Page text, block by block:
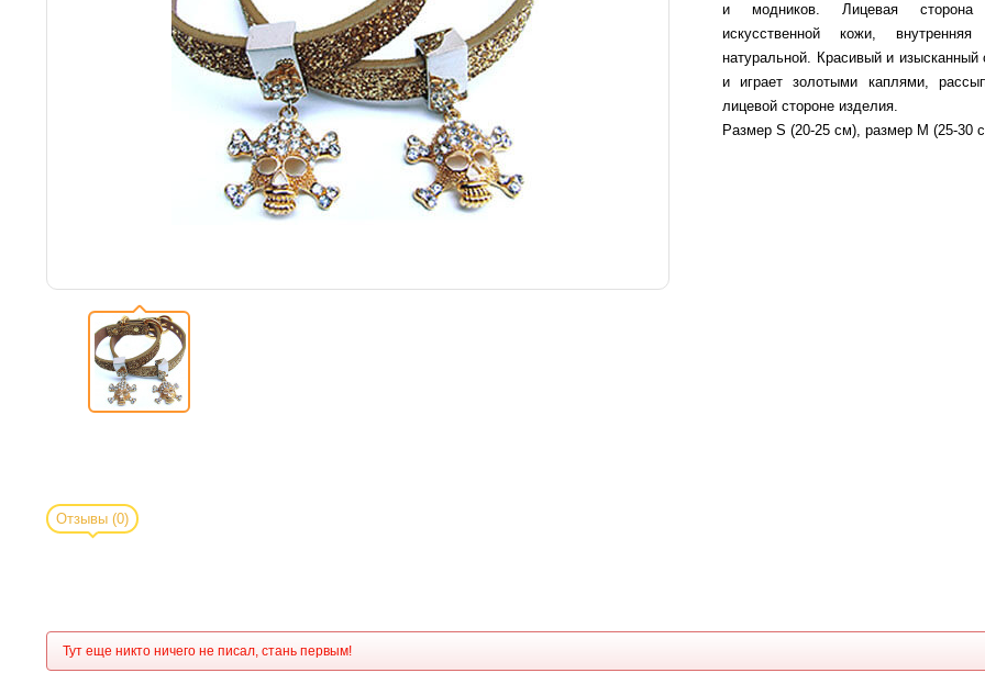
и модников. Лицевая
искусственной кожи,
натуральной. Красивый и изысканный
и играет золотыми каплями,
лицевой стороне изделия.
Размер S (20-25 см), размер M (25-30
Отзывы (0)
Тут еще никто ничего не писал, стань первым!